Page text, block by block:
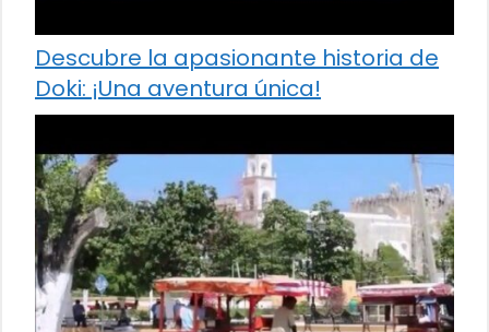
Descubre la apasionante historia de
Doki: ¡Una aventura única!